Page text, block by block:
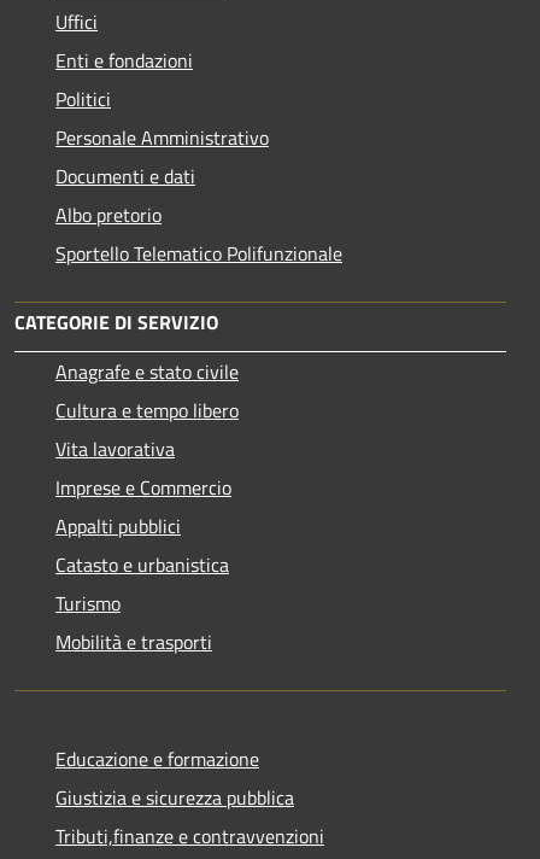
Uffici
Enti e fondazioni
Politici
Personale Amministrativo
Documenti e dati
Albo pretorio
Sportello Telematico Polifunzionale
CATEGORIE DI SERVIZIO
Anagrafe e stato civile
Cultura e tempo libero
Vita lavorativa
Imprese e Commercio
Appalti pubblici
Catasto e urbanistica
Turismo
Mobilità e trasporti
Educazione e formazione
Giustizia e sicurezza pubblica
Tributi,finanze e contravvenzioni